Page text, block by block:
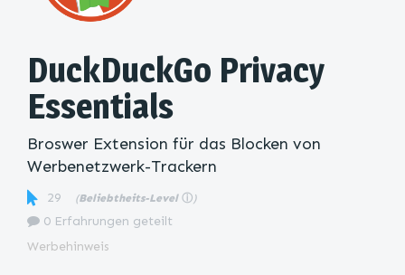
DuckDuckGo Privacy
Essentials
Broswer Extension für das Blocken von
Werbenetzwerk-Trackern
29 (Beliebtheits-Level ⓘ )
0 Erfahrungen geteilt
Werbehinweis